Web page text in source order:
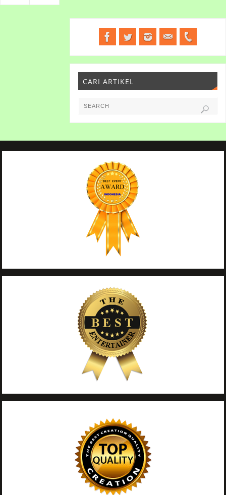
CARI ARTIKEL